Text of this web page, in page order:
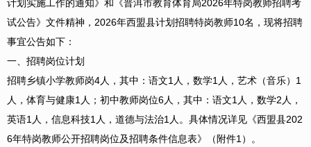
计划实施工作的通知》和《普洱市教育体育局2026年特岗教师招聘考
试公告》文件精神，2026年西盟县计划招聘特岗教师10名，现将招聘
事宜公告如下：
一、招聘岗位计划
招聘乡镇小学教师岗4人，其中：语文1人，数学1人，艺术（音乐）1
人，体育与健康1人；初中教师岗位6人，其中：语文1人，数学2人，
英语1人，信息科技1人，道德与法治1人。具体情况详见《西盟县202
6年特岗教师公开招聘岗位及招聘条件信息表》（附件1）。